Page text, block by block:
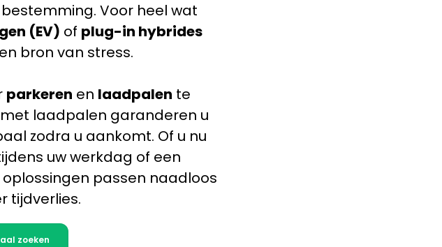
Voor heel wat
(EV) of plug-in hybrides
bron van stress.
parkeren en laadpalen te
laadpalen garanderen u
zodra u aankomt. Of u nu
uw werkdag of een
passen naadloos
tijdverlies.
zoeken